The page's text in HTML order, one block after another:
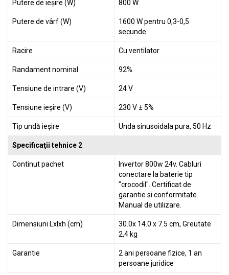
Putere de ieșire (W) 800 W
Putere de vârf (W)
1600 W pentru 0,3-0,5
secunde
Racire Cu ventilator
Randament nominal 92%
Tensiune de intrare (V) 24 V
Tensiune ieșire (V) 230 V ± 5%
Tip undă ieșire Unda sinusoidala pura, 50 Hz
Specificaţii tehnice 2
Continut pachet
Invertor 800w 24v. Cabluri
conectare la baterie tip
"crocodil". Certificat de
garantie si conformitate.
Manual de utilizare.
Dimensiuni Lxlxh (cm)
30.0x 14.0 x 7.5 cm, Greutate
2,4 kg
Garantie
2 ani persoane fizice, 1 an
persoane juridice